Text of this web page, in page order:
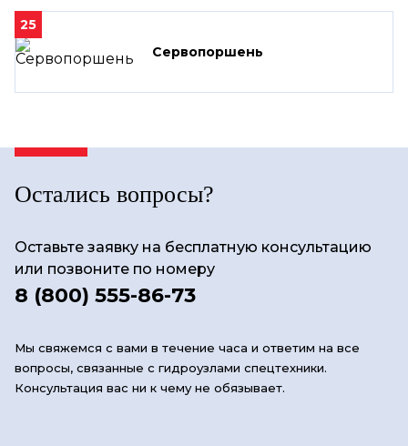
25
Сервопоршень
Остались вопросы?
Оставьте заявку на бесплатную консультацию
или позвоните по номеру
8 (800) 555-86-73
Мы свяжемся с вами в течение часа и ответим на все
вопросы, связанные с гидроузлами спецтехники.
Консультация вас ни к чему не обязывает.